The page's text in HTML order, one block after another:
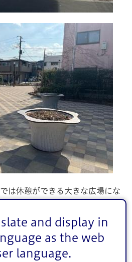
and display in
as the web
language.
は休憩ができる大きな広場にな
さのプランターや遊具が新しく
い！